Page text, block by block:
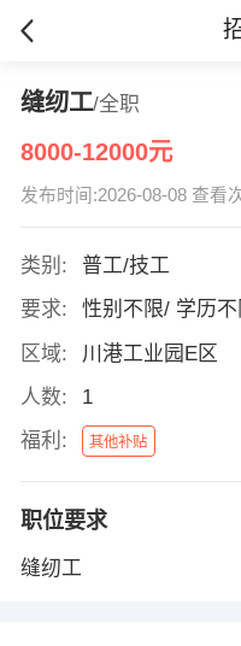
缝纫工/全职
8000-12000元
发布时间:2026-08-08 查看
类别:
普工/技工
要求:
性别不限/ 学历
区域:
川港工业园E区
人数:
1
福利:
其他补贴
职位要求
缝纫工